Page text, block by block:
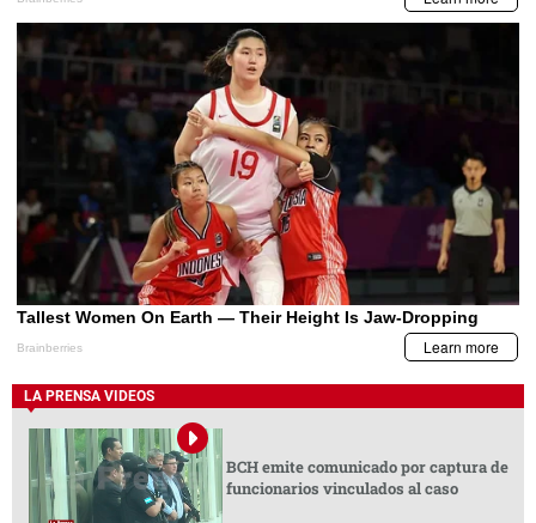
LA PRENSA VIDEOS
BCH emite comunicado por captura de
funcionarios vinculados al caso